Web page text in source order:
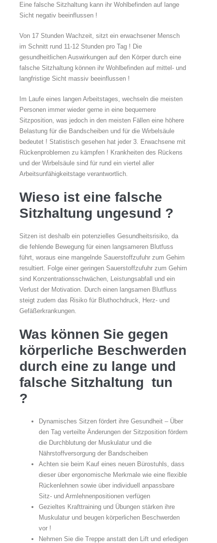
Eine falsche Sitzhaltung kann ihr Wohlbefinden auf lange
Sicht negativ beeinflussen !
Von 17 Stunden Wachzeit, sitzt ein erwachsener Mensch
im Schnitt rund 11-12 Stunden pro Tag ! Die
gesundheitlichen Auswirkungen auf den Körper durch eine
falsche Sitzhaltung können ihr Wohlbefinden auf mittel- und
langfristige Sicht massiv beeinflussen !
Im Laufe eines langen Arbeitstages, wechseln die meisten
Personen immer wieder gerne in eine bequemere
Sitzposition, was jedoch in den meisten Fällen eine höhere
Belastung für die Bandscheiben und für die Wirbelsäule
bedeutet ! Statistisch gesehen hat jeder 3. Erwachsene mit
Rückenproblemen zu kämpfen ! Krankheiten des Rückens
und der Wirbelsäule sind für rund ein viertel aller
Arbeitsunfähigkeitstage verantwortlich.
Wieso ist eine falsche
Sitzhaltung ungesund ?
Sitzen ist deshalb ein potenzielles Gesundheitsrisiko, da
die fehlende Bewegung für einen langsameren Blutfuss
führt, woraus eine mangelnde Sauerstoffzufuhr zum Gehirn
resultiert. Folge einer geringen Sauerstoffzufuhr zum Gehirn
sind Konzentrationsschwächen, Leistungsabfall und ein
Verlust der Motivation. Durch einen langsamen Blutfluss
steigt zudem das Risiko für Bluthochdruck, Herz- und
Gefäßerkrankungen.
Was können Sie gegen
körperliche Beschwerden
durch eine zu lange und
falsche Sitzhaltung tun
?
Dynamisches Sitzen fördert ihre Gesundheit – Über
den Tag verteilte Änderungen der Sitzposition fördern
die Durchblutung der Muskulatur und die
Nährstoffversorgung der Bandscheiben
Achten sie beim Kauf eines neuen Bürostuhls, dass
dieser über ergonomische Merkmale wie eine flexible
Rückenlehnen sowie über individuell anpassbare
Sitz- und Armlehnenpositionen verfügen
Gezieltes Krafttraining und Übungen stärken ihre
Muskulatur und beugen körperlichen Beschwerden
vor !
Nehmen Sie die Treppe anstatt den Lift und erledigen